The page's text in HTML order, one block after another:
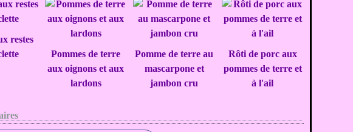
restes
Pommes de terre
aux oignons et aux
lardons
Pomme de terre au
mascarpone et
jambon cru
Rôti de porc aux
pommes de terre et
à l'ail